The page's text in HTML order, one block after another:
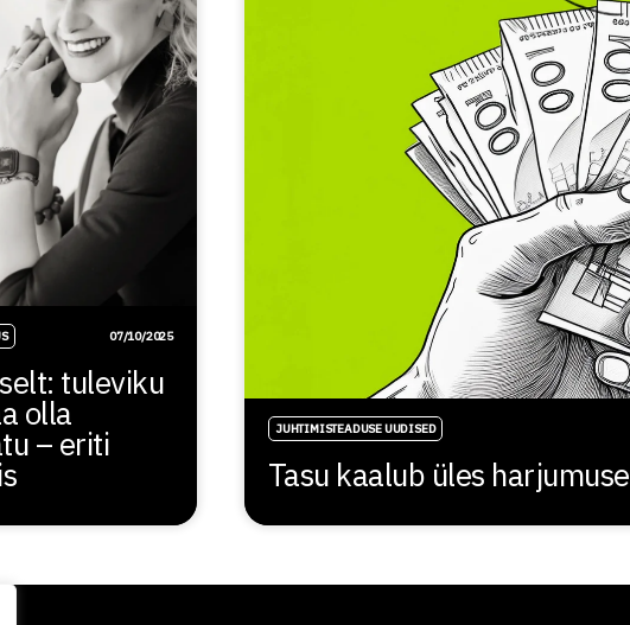
07/10/2025
tuleviku
olla
– eriti JUHTIMISTEADUSE UUDISED
Tasu kaalub üles harjumuse